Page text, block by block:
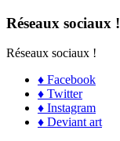
Réseaux sociaux !
Réseaux sociaux !
♦ Facebook
♦ Twitter
♦ Instagram
♦ Deviant art